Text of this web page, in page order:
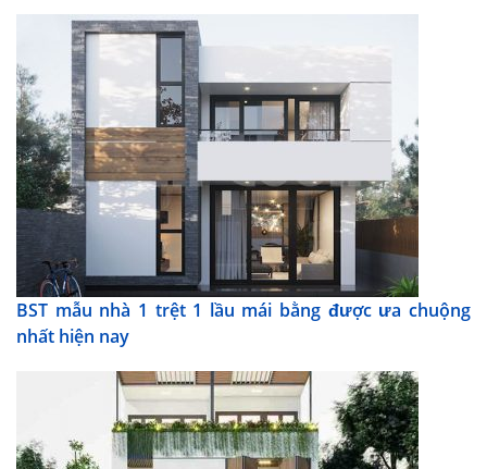
BST mẫu nhà 1 trệt 1 lầu mái bằng được ưa chuộng
nhất hiện nay